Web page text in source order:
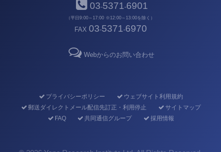
03-5371-6901
（平日9:00～17:00 ※12:00～13:00を除く）
FAX 03-5371-6970
Webからのお問い合わせ
プライバシーポリシー
ウェブサイト利用規約
郵送ダイレクトメール配信先訂正・利用停止
サイトマップ
FAQ
共同通信グループ 採用情報